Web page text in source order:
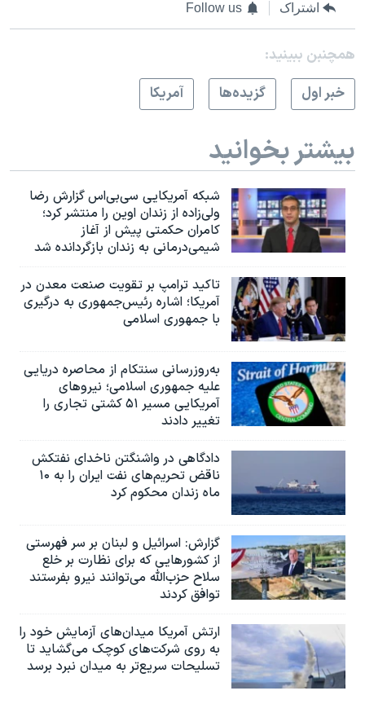
اشتراک Follow us
همچنبن ببینید:
خبر اول
گزيده‌ها آمريکا
بیشتر بخوانید
شبکه آمریکایی سی‌بی‌‌اس گزارش رضا
ولی‌زاده از زندان اوین را منتشر کرد؛
کامران حکمتی پیش از آغاز
شیمی‌درمانی به زندان بازگردانده شد
تاکید ترامپ بر تقویت صنعت معدن در
آمریکا؛ اشاره رئیس‌جمهوری به درگیری
با جمهوری اسلامی
به‌روزرسانی سنتکام از محاصره دریایی
علیه جمهوری اسلامی؛ نیروهای
آمریکایی مسیر ۵۱ کشتی تجاری را
تغییر دادند
دادگاهی در واشنگتن ناخدای نفتکش
ناقض تحریم‌های نفت ایران را به ۱۰
ماه زندان محکوم کرد
گزارش‌: اسرائيل و لبنان بر سر فهرستی
از کشورهایی که برای نظارت بر خلع
سلاح حزب‌الله می‌توانند نیرو بفرستند
توافق کردند
ارتش آمریکا میدان‌های آزمایش خود را
به روی شرکت‌های کوچک می‌گشاید تا
تسلیحات سریع‌تر به میدان نبرد برسد